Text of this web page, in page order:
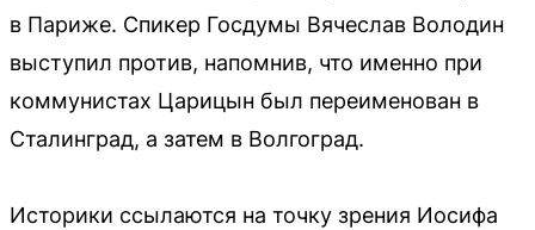
в Париже. Спикер Госдумы Вячеслав Володин
выступил против, напомнив, что именно при
коммунистах Царицын был переименован в
Сталинград, а затем в Волгоград.
Историки ссылаются на точку зрения Иосифа